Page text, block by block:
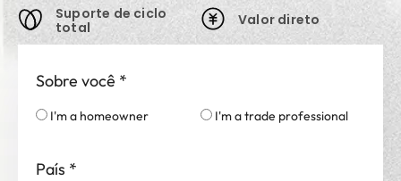
Suporte de ciclo
total
Valor direto
Sobre você *
I'm a homeowner I'm a trade professional
País *